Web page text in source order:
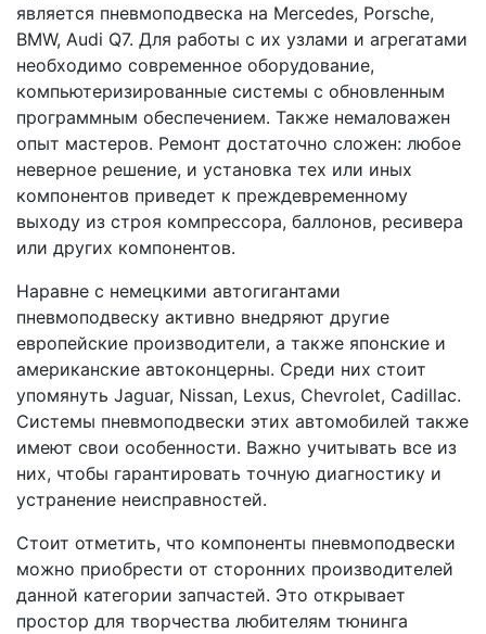
является пневмоподвеска на Mercedes, Porsche,
BMW, Audi Q7. Для работы с их узлами и агрегатами
необходимо современное оборудование,
компьютеризированные системы с обновленным
программным обеспечением. Также немаловажен
опыт мастеров. Ремонт достаточно сложен: любое
неверное решение, и установка тех или иных
компонентов приведет к преждевременному
выходу из строя компрессора, баллонов, ресивера
или других компонентов.
Наравне с немецкими автогигантами
пневмоподвеску активно внедряют другие
европейские производители, а также японские и
американские автоконцерны. Среди них стоит
упомянуть Jaguar, Nissan, Lexus, Chevrolet, Cadillac.
Системы пневмоподвески этих автомобилей также
имеют свои особенности. Важно учитывать все из
них, чтобы гарантировать точную диагностику и
устранение неисправностей.
Стоит отметить, что компоненты пневмоподвески
можно приобрести от сторонних производителей
данной категории запчастей. Это открывает
простор для творчества любителям тюнинга